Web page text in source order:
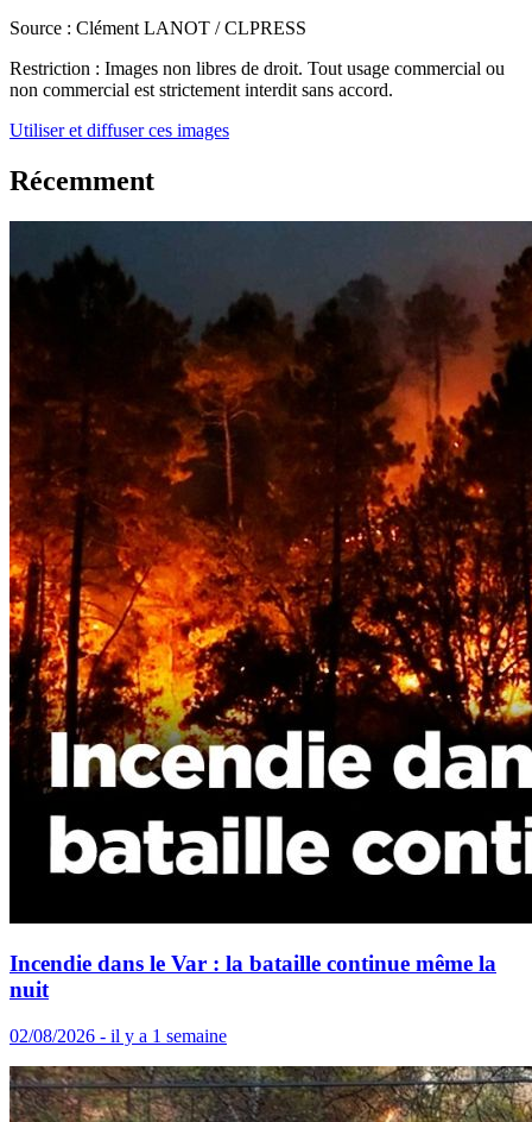
Source : Clément LANOT / CLPRESS
Restriction : Images non libres de droit. Tout usage commercial ou
non commercial est strictement interdit sans accord.
Utiliser et diffuser ces images
Récemment
Incendie dans le Var : la bataille continue même la
nuit
02/08/2026 - il y a 1 semaine